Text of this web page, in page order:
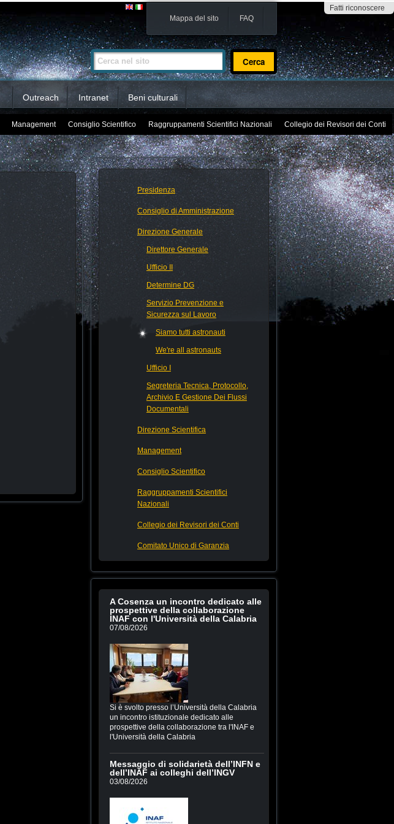
Fatti riconoscere
Mappa del sito FAQ
Cerca nel sito
Ricerca
avanzata…
Outreach Intranet Beni culturali
Management Consiglio Scientifico Raggruppamenti Scientifici Nazionali Collegio dei Revisori dei Conti
Presidenza
Consiglio di Amministrazione
Direzione Generale
Direttore Generale
Ufficio II
Determine DG
Servizio Prevenzione e
Sicurezza sul Lavoro
Siamo tutti astronauti
We're all astronauts
Ufficio I
Segreteria Tecnica, Protocollo,
Archivio E Gestione Dei Flussi
Documentali
Direzione Scientifica
Management
Consiglio Scientifico
Raggruppamenti Scientifici
Nazionali
Collegio dei Revisori dei Conti
Comitato Unico di Garanzia
A Cosenza un incontro dedicato alle
prospettive della collaborazione
INAF con l'Università della Calabria
07/08/2026
Si è svolto presso l’Università della Calabria
un incontro istituzionale dedicato alle
prospettive della collaborazione tra l'INAF e
l'Università della Calabria
Messaggio di solidarietà dell’INFN e
dell’INAF ai colleghi dell’INGV
03/08/2026